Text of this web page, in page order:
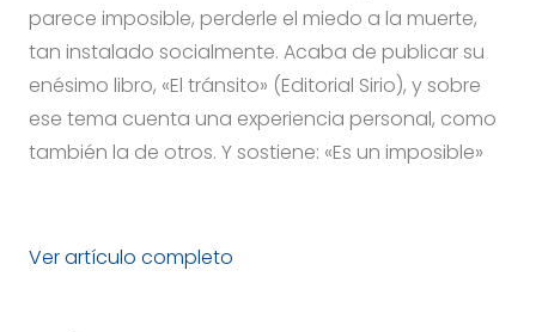
parece imposible, perderle el miedo a la muerte,
tan instalado socialmente. Acaba de publicar su
enésimo libro, «El tránsito» (Editorial Sirio), y sobre
ese tema cuenta una experiencia personal, como
también la de otros. Y sostiene: «Es un imposible»
Ver artículo completo